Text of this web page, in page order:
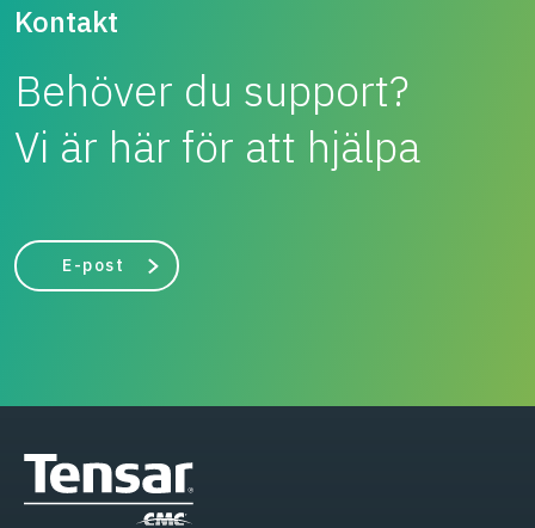
Kontakt
Behöver du support?
Vi är här för att hjälpa
E-post